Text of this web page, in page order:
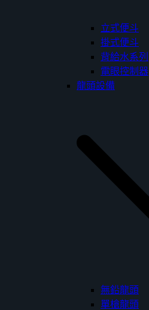
立式便斗
掛式便斗
背給水系列
電眼控制器
龍頭設備
無鉛龍頭
單槍龍頭